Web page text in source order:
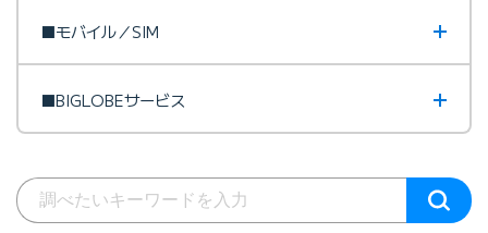
■モバイル／SIM
■BIGLOBEサービス